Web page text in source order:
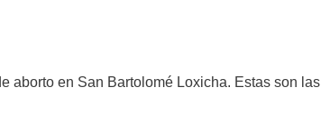
aborto en San Bartolomé Loxicha. Estas son las